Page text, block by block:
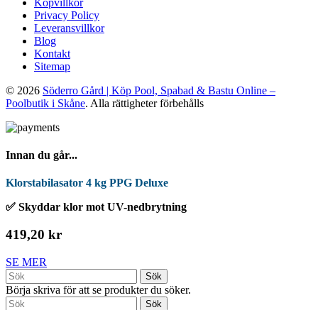
Köpvillkor
Privacy Policy
Leveransvillkor
Blog
Kontakt
Sitemap
© 2026 Söderro Gård | Köp Pool, Spabad & Bastu Online –
Poolbutik i Skåne. Alla rättigheter förbehålls
Innan du går...
Klorstabilasator 4 kg PPG Deluxe
✅ Skyddar klor mot UV-nedbrytning
419,20 kr
SE MER
Sök
Börja skriva för att se produkter du söker.
Sök